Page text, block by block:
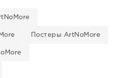
Постеры ArtNoMore